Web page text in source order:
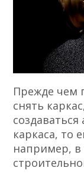
Прежде чем
снять
каркаса, то
например, в